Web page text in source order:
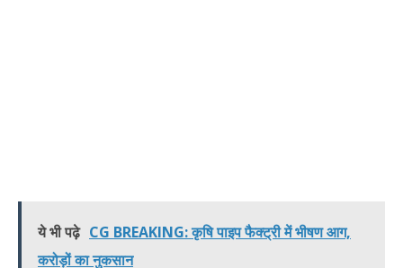
ये भी पढ़े CG BREAKING: कृषि पाइप फैक्ट्री में भीषण आग,
करोड़ों का नुकसान